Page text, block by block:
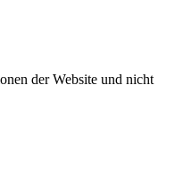
der Website und nicht